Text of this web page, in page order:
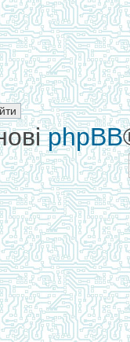
phpBB